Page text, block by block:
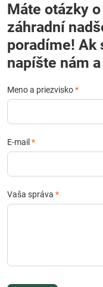
Máte otázky o
záhradní
poradíme! Ak
napíšte nám
Meno a priezvisko*
E-mail *
Vaša správa *